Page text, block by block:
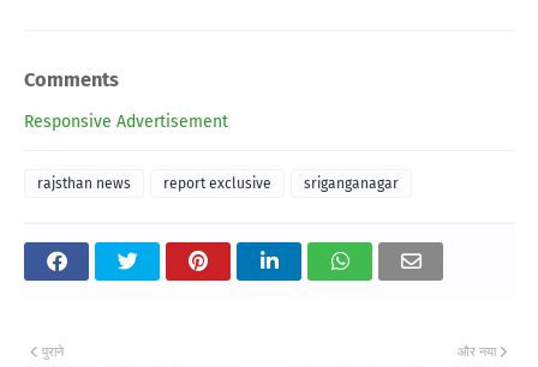
Comments
Responsive Advertisement
rajsthan news report exclusive sriganganagar
और नया
पुराने